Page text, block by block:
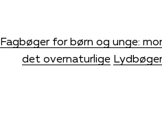
Fagbøger for børn og unge:
det overnaturlige Lydbøger